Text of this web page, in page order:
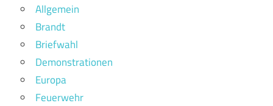
Allgemein
Brandt
Briefwahl
Demonstrationen
Europa
Feuerwehr